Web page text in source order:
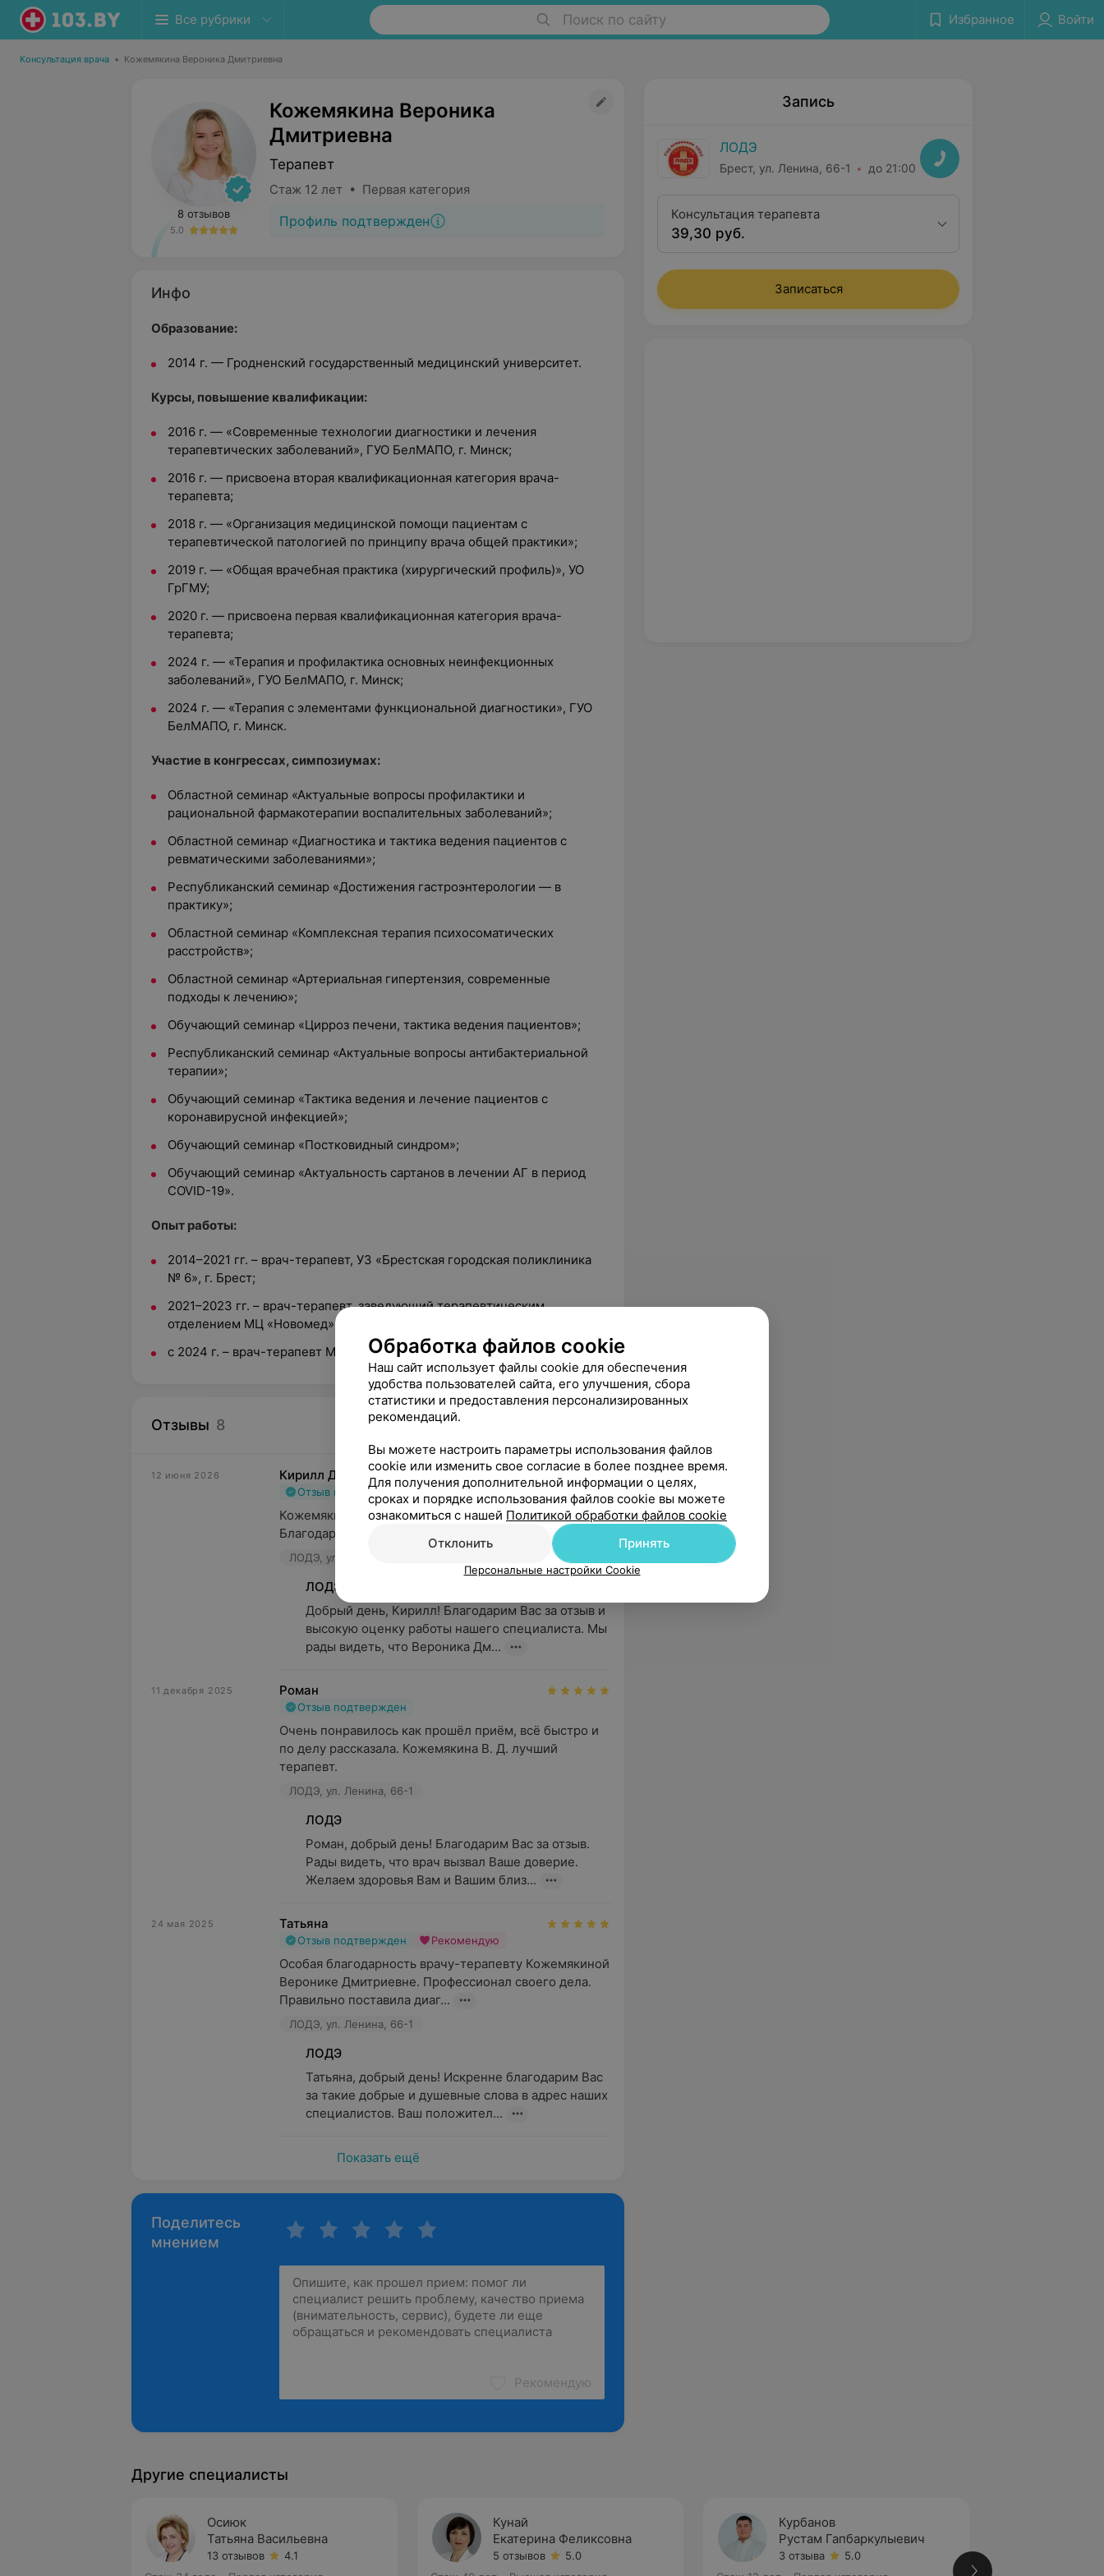
Все рубрики Поиск по сайту Избранное Войти
Консультация врача • Кожемякина Вероника Дмитриевна
8 отзывов
5.0
Кожемякина Вероника
Дмитриевна
Терапевт
Стаж 12 лет • Первая категория
Профиль подтвержден
Инфо
Образование:
2014 г. — Гродненский государственный медицинский университет.
Курсы, повышение квалификации:
2016 г. — «Современные технологии диагностики и лечения
терапевтических заболеваний», ГУО БелМАПО, г. Минск;
2016 г. — присвоена вторая квалификационная категория врача-
терапевта;
2018 г. — «Организация медицинской помощи пациентам с
терапевтической патологией по принципу врача общей практики»;
2019 г. — «Общая врачебная практика (хирургический профиль)», УО
ГрГМУ;
2020 г. — присвоена первая квалификационная категория врача-
терапевта;
2024 г. — «Терапия и профилактика основных неинфекционных
заболеваний», ГУО БелМАПО, г. Минск;
2024 г. — «Терапия с элементами функциональной диагностики», ГУО
БелМАПО, г. Минск.
Участие в конгрессах, симпозиумах:
Областной семинар «Актуальные вопросы профилактики и
рациональной фармакотерапии воспалительных заболеваний»;
Областной семинар «Диагностика и тактика ведения пациентов с
ревматическими заболеваниями»;
Республиканский семинар «Достижения гастроэнтерологии — в
практику»;
Областной семинар «Комплексная терапия психосоматических
расстройств»;
Областной семинар «Артериальная гипертензия, современные
подходы к лечению»;
Обучающий семинар «Цирроз печени, тактика ведения пациентов»;
Республиканский семинар «Актуальные вопросы антибактериальной
терапии»;
Обучающий семинар «Тактика ведения и лечение пациентов с
коронавирусной инфекцией»;
Обучающий семинар «Постковидный синдром»;
Обучающий семинар «Актуальность сартанов в лечении АГ в период
COVID-19».
Опыт работы:
2014–2021 гг. – врач-терапевт, УЗ «Брестская городская поликлиника
№ 6», г. Брест;
2021–2023 гг. – врач-терапевт, заведующий терапевтическим
отделением МЦ «Новомед», г. Брест;
с 2024 г. – врач-терапевт МЦ «ЛОДЭ» в г. Бресте.
Отзывы 8 5.0
12 июня 2026 Кирилл Демин
Отзыв подтвержден
Кожемякина В.Д оч хороший и приятный врач!
Благодарю ее за все)
ЛОДЭ, ул. Ленина, 66-1
ЛОДЭ
Добрый день, Кирилл! Благодарим Вас за отзыв и
высокую оценку работы нашего специалиста. Мы
рады видеть, что Вероника Дм...
11 декабря 2025 Роман
Отзыв подтвержден
Очень понравилось как прошёл приём, всё быстро и
по делу рассказала. Кожемякина В. Д. лучший
терапевт.
ЛОДЭ, ул. Ленина, 66-1
ЛОДЭ
Роман, добрый день! Благодарим Вас за отзыв.
Рады видеть, что врач вызвал Ваше доверие.
Желаем здоровья Вам и Вашим близ...
24 мая 2025 Татьяна
Отзыв подтвержден Рекомендую
Особая благодарность врачу-терапевту Кожемякиной
Веронике Дмитриевне. Профессионал своего дела.
Правильно поставила диаг...
ЛОДЭ, ул. Ленина, 66-1
ЛОДЭ
Татьяна, добрый день! Искренне благодарим Вас
за такие добрые и душевные слова в адрес наших
специалистов. Ваш положител...
Показать ещё
Поделитесь
мнением
Рекомендую
Запись
ЛОДЭ
Брест, ул. Ленина, 66-1 до 21:00
Консультация терапевта
39,30 руб.
Записаться
Другие специалисты
Осиюк
Татьяна Васильевна
13 отзывов
4.1
Кунай
Екатерина Феликсовна
5 отзывов
5.0
Курбанов
Рустам Гапбаркулыевич
3 отзыва
5.0
Обработка файлов cookie
Наш сайт использует файлы cookie для обеспечения
удобства пользователей сайта, его улучшения, сбора
статистики и предоставления персонализированных
рекомендаций.
Вы можете настроить параметры использования файлов
cookie или изменить свое согласие в более позднее время.
Для получения дополнительной информации о целях,
сроках и порядке использования файлов cookie вы можете
ознакомиться с нашей Политикой обработки файлов cookie
Отклонить
Принять
Персональные настройки Cookie